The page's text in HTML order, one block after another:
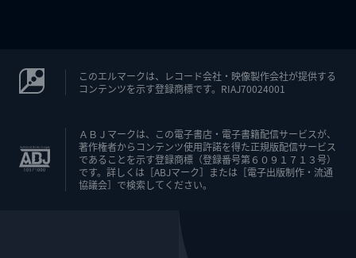
このエルマークは、レコード会社・映像製作会社が提供する
コンテンツを示す登録商標です。RIAJ70024001
ＡＢＪマークは、この電子書店・電子書籍配信サービスが、
著作権者からコンテンツ使用許諾を得た正規版配信サービス
であることを示す登録商標（登録番号第６０９１７１３号）
です。詳しくは［ABJマーク］または［電子出版制作・流通
協議会］で検索してください。